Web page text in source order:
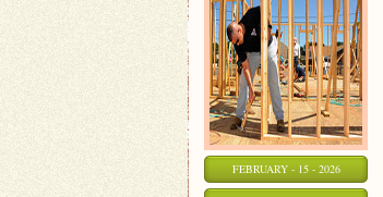
FEBRUARY - 15 - 2026